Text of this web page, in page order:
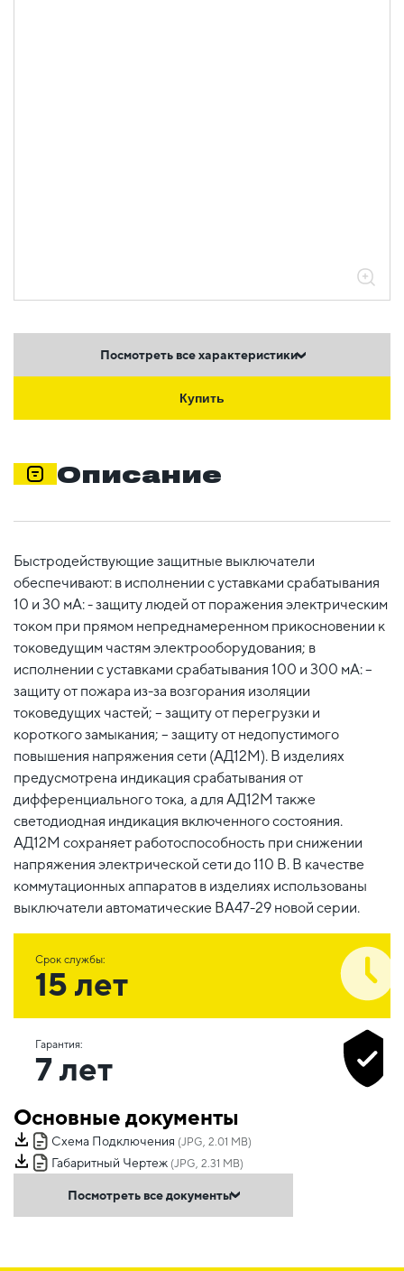
Посмотреть все характеристики
Купить
Описание
Быстродействующие защитные выключатели
обеспечивают: в исполнении с уставками срабатывания
10 и 30 мА: - защиту людей от поражения электрическим
током при прямом непреднамеренном прикосновении к
токоведущим частям электрооборудования; в
исполнении с уставками срабатывания 100 и 300 мА: –
защиту от пожара из-за возгорания изоляции
токоведущих частей; – защиту от перегрузки и
короткого замыкания; – защиту от недопустимого
повышения напряжения сети (АД12М). В изделиях
предусмотрена индикация срабатывания от
дифференциального тока, а для АД12М также
светодиодная индикация включенного состояния.
АД12М сохраняет работоспособность при снижении
напряжения электрической сети до 110 В. В качестве
коммутационных аппаратов в изделиях использованы
выключатели автоматические ВА47-29 новой серии.
Срок службы:
15 лет
Гарантия:
7 лет
Основные документы
Схема Подключения (JPG, 2.01 MB)
Габаритный Чертеж (JPG, 2.31 MB)
Посмотреть все документы